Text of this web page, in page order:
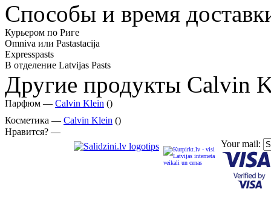
Способы и время
Курьером по Риге
Omniva или Pastastacija
Expresspasts
В отделение Latvijas Pasts
Другие продукты Calvin
Парфюм — Calvin Klein ()
Косметика — Calvin Klein ()
Нравится? —
Your mail: